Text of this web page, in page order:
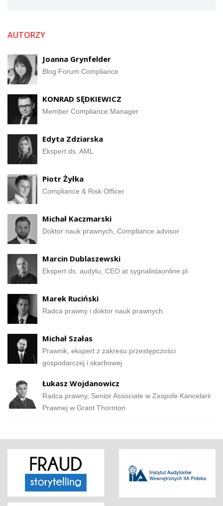
AUTORZY
Joanna Grynfelder
Blog Forum Compliance
KONRAD SĘDKIEWICZ
Member Compliance Manager
Edyta Zdziarska
Ekspert ds. AML
Piotr Żyłka
Compliance & Risk Officer
Michał Kaczmarski
Doktor nauk prawnych, Compliance advisor
Marcin Dublaszewski
Ekspert ds. audytu, CEO at sygnalistaonline.pl
Marek Ruciński
Radca prawny i doktor nauk prawnych.
Michał Szałas
Prawnik, ekspert z zakresu przestępczości
gospodarczej i skarbowej
Łukasz Wojdanowicz
Radca prawny, Senior Associate w Zespole Kancelarii
Prawnej w Grant Thornton